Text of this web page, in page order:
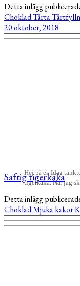
Detta inlägg
ChokladTårta
20 oktober, 2018
Hej på er, Idag
tigerkaka. När jag
Saftig tigerkaka
Detta inlägg
ChokladMjuka kakor